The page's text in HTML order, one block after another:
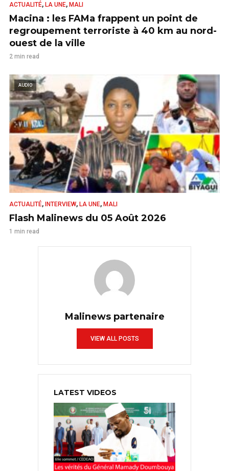
ACTUALITÉ, LA UNE, MALI
Macina : les FAMa frappent un point de
regroupement terroriste à 40 km au nord-
ouest de la ville
2 min read
AUDIO
ACTUALITÉ, INTERVIEW, LA UNE, MALI
Flash Malinews du 05 Août 2026
1 min read
Malinews partenaire
VIEW ALL POSTS
LATEST VIDEOS